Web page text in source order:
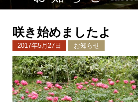
咲き始めましたよ
2017年5月27日 お知らせ